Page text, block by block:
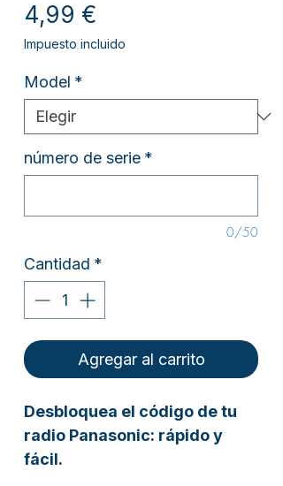
4,99 €
Impuesto incluido
Model *
número de serie *
0/50
Cantidad *
Agregar al carrito
Desbloquea el código de tu
radio Panasonic: rápido y
fácil.